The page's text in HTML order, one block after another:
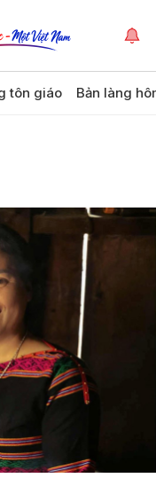
tôn giáo Bản làng